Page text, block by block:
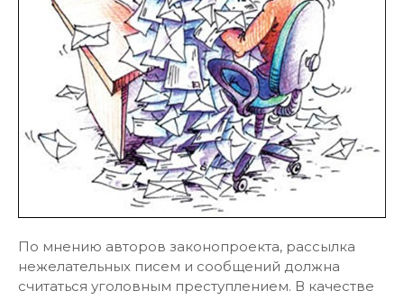
По мнению авторов законопроекта, рассылка
нежелательных писем и сообщений должна
считаться уголовным преступлением. В качестве